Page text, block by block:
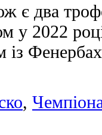
є два
у 2022
із
,